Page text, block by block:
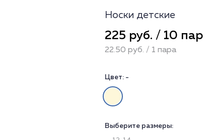
Носки детские
225 руб. / 10 пар
22.50 руб. / 1 пара
Цвет: -
Выберите размеры: